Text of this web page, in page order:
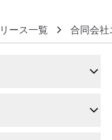
ース一覧 合同会社